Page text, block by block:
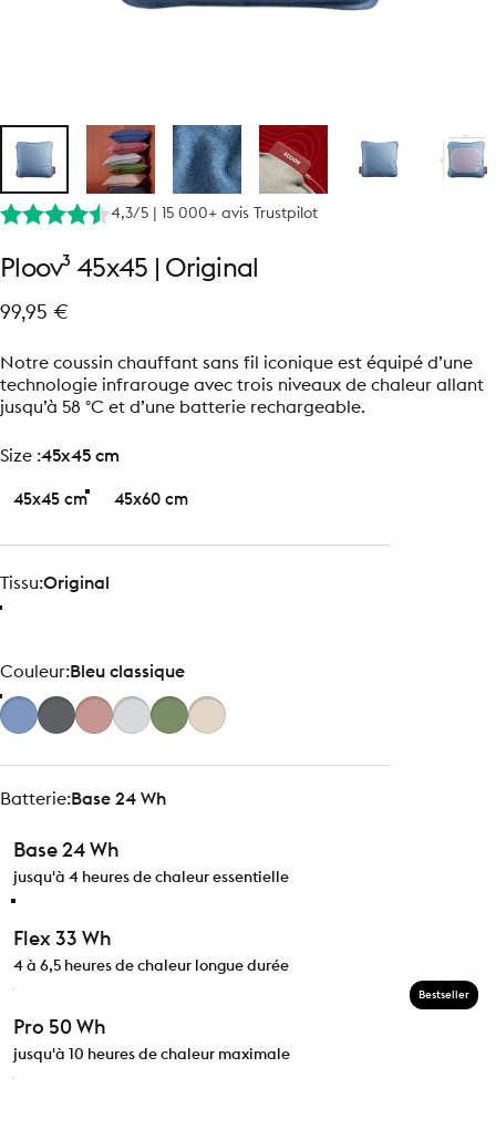
4,3/5 | 15 000+ avis Trustpilot
Ploov³ 45x45 Original
99,95 €
Notre coussin chauffant sans fil iconique est équipé d’une
technologie infrarouge avec trois niveaux de chaleur allant
jusqu’à 58 °C et d’une batterie rechargeable.
size
Size :45x45 cm
45x45 cm 45x60 cm
Tissu
Tissu:Original
Couleur
Couleur:Bleu classique
Batterie
Batterie:Base 24 Wh
Base 24 Wh
jusqu'à 4 heures de chaleur essentielle
Flex 33 Wh
4 à 6,5 heures de chaleur longue durée
Pro 50 Wh
jusqu'à 10 heures de chaleur maximale
Bestseller